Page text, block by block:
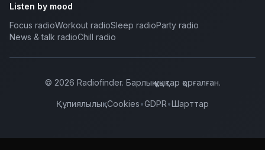
Listen by mood
Focus radioWorkout radioSleep radioParty radio
News & talk radioChill radio
© 2026 Radiofinder. Барлық құқықтар қорғалған.
Құпиялылық•Cookies•GDPR•Шарттар